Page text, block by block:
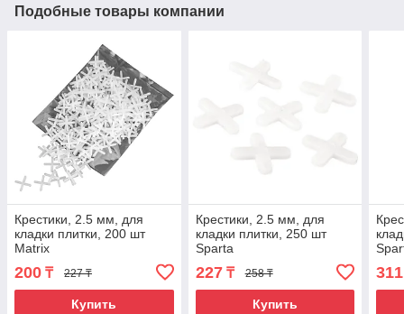
Подобные товары компании
Крестики, 2.5 мм, для
кладки плитки, 200 шт
Matrix
200 ₸ 227 ₸
Купить
Крестики, 2.5 мм, для
кладки плитки, 250 шт
Sparta
227₸ 258 ₸
Купить
311